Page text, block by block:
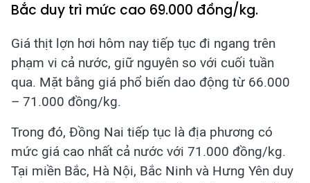
Bắc duy trì mức cao 69.000 đồng/kg.
Giá thịt lợn hơi hôm nay tiếp tục đi ngang trên
phạm vi cả nước, giữ nguyên so với cuối tuần
qua. Mặt bằng giá phổ biến dao động từ 66.000
– 71.000 đồng/kg.
Trong đó, Đồng Nai tiếp tục là địa phương có
mức giá cao nhất cả nước với 71.000 đồng/kg.
Tại miền Bắc, Hà Nội, Bắc Ninh và Hưng Yên duy